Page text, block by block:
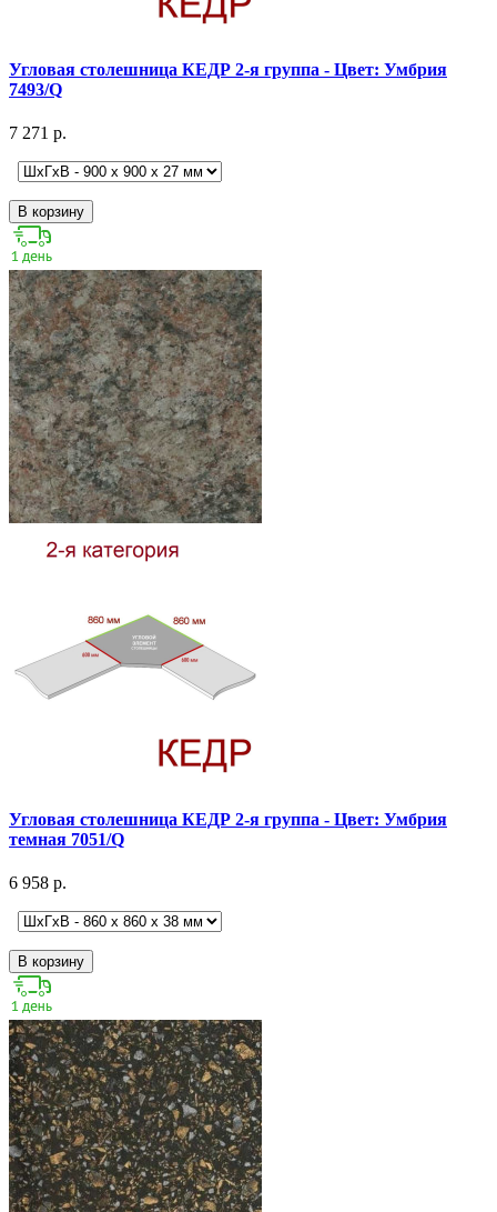
Угловая столешница КЕДР 2-я группа - Цвет: Умбрия
7493/Q
7 271 р.
В корзину
Угловая столешница КЕДР 2-я группа - Цвет: Умбрия
темная 7051/Q
6 958 р.
В корзину